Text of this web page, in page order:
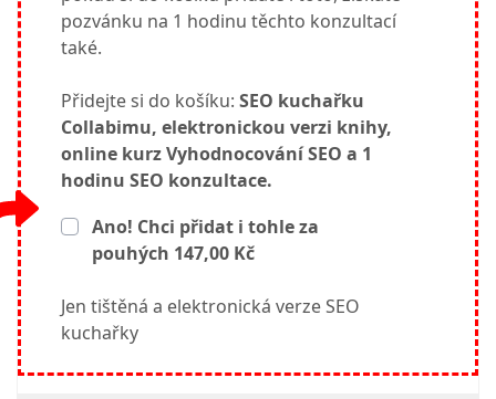
pozvánku na 1 hodinu těchto konzultací
také.
Přidejte si do košíku: SEO kuchařku
Collabimu, elektronickou verzi knihy,
online kurz Vyhodnocování SEO a 1
hodinu SEO konzultace.
Ano! Chci přidat i tohle za
pouhých 147,00 Kč
Jen tištěná a elektronická verze SEO
kuchařky